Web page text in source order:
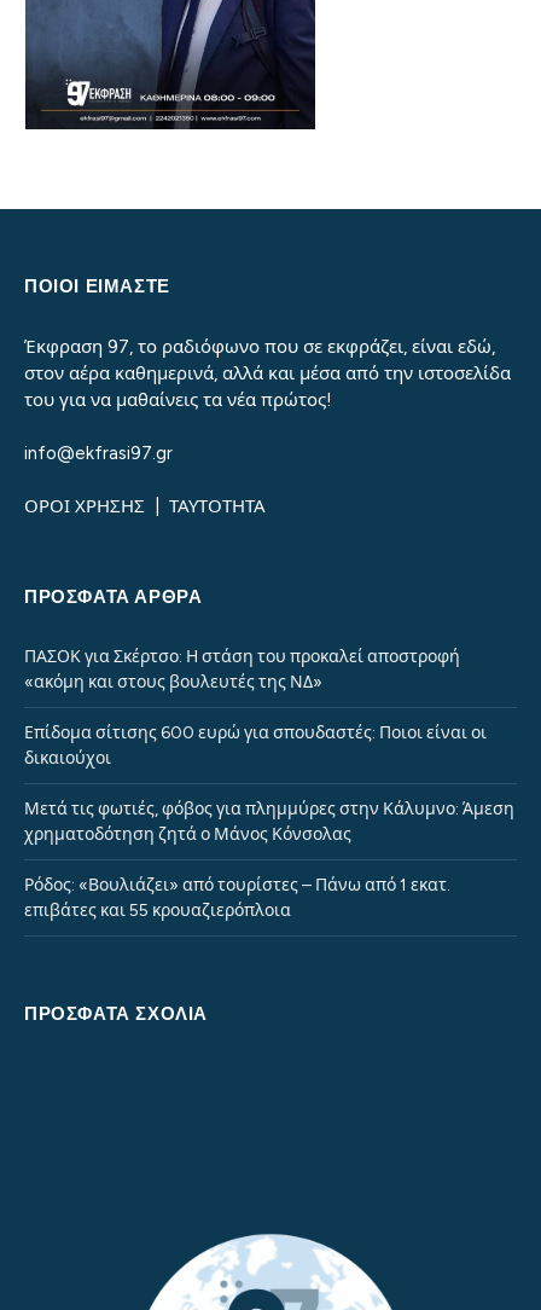
ΠΟΙΟΙ ΕΙΜΑΣΤΕ
Έκφραση 97, το ραδιόφωνο που σε εκφράζει, είναι εδώ,
στον αέρα καθημερινά, αλλά και μέσα από την ιστοσελίδα
του για να μαθαίνεις τα νέα πρώτος!
info@ekfrasi97.gr
ΟΡΟΙ ΧΡΗΣΗΣ ΤΑΥΤΟΤΗΤΑ
ΠΡΌΣΦΑΤΑ ΆΡΘΡΑ
ΠΑΣΟΚ για Σκέρτσο: Η στάση του προκαλεί αποστροφή
«ακόμη και στους βουλευτές της ΝΔ»
Επίδομα σίτισης 600 ευρώ για σπουδαστές: Ποιοι είναι οι
δικαιούχοι
Μετά τις φωτιές, φόβος για πλημμύρες στην Κάλυμνο: Άμεση
χρηματοδότηση ζητά ο Μάνος Κόνσολας
Ρόδος: «Βουλιάζει» από τουρίστες – Πάνω από 1 εκατ.
επιβάτες και 55 κρουαζιερόπλοια
ΠΡΌΣΦΑΤΑ ΣΧΌΛΙΑ